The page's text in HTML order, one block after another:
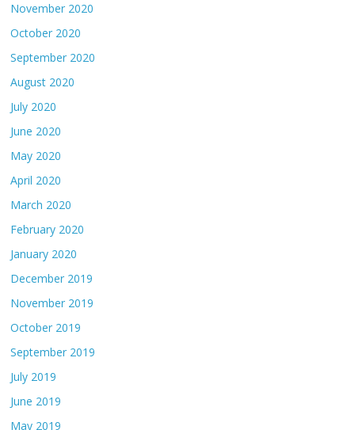
November 2020
October 2020
September 2020
August 2020
July 2020
June 2020
May 2020
April 2020
March 2020
February 2020
January 2020
December 2019
November 2019
October 2019
September 2019
July 2019
June 2019
May 2019